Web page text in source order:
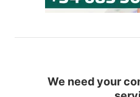
We need your